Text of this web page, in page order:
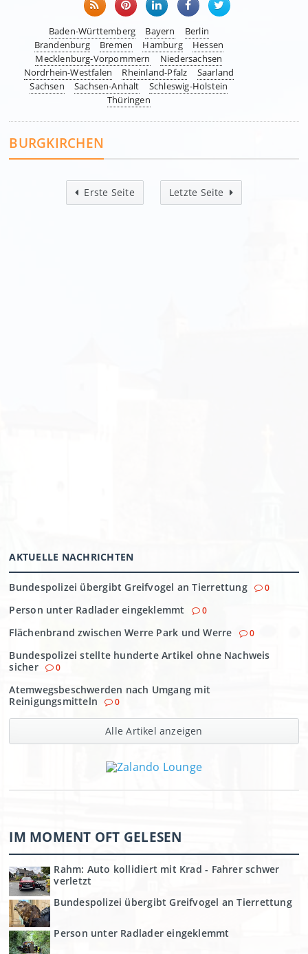
Baden-Württemberg Bayern
Berlin
Brandenburg
Bremen Hamburg
Hessen
Mecklenburg-Vorpommern
Niedersachsen
Nordrhein-Westfalen
Rheinland-Pfalz
Saarland
Sachsen
Sachsen-Anhalt
Schleswig-Holstein
Thüringen
BURGKIRCHEN
Erste Seite Letzte Seite
AKTUELLE NACHRICHTEN
Bundespolizei übergibt Greifvogel an Tierrettung 0
Person unter Radlader eingeklemmt 0
Flächenbrand zwischen Werre Park und Werre 0
Bundespolizei stellte hunderte Artikel ohne Nachweis
sicher
0
Atemwegsbeschwerden nach Umgang mit
Reinigungsmitteln
0
Alle Artikel anzeigen
IM MOMENT OFT GELESEN
Rahm: Auto kollidiert mit Krad - Fahrer schwer
verletzt
Bundespolizei übergibt Greifvogel an Tierrettung
Person unter Radlader eingeklemmt